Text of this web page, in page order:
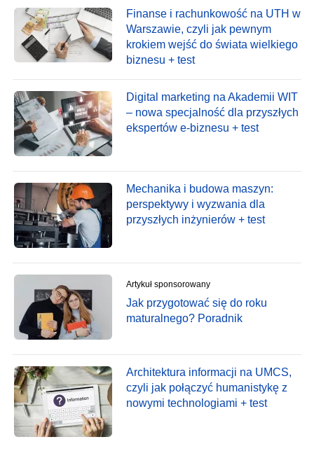
Finanse i rachunkowość na UTH w
Warszawie, czyli jak pewnym
krokiem wejść do świata wielkiego
biznesu + test
Digital marketing na Akademii WIT
– nowa specjalność dla przyszłych
ekspertów e-biznesu + test
Mechanika i budowa maszyn:
perspektywy i wyzwania dla
przyszłych inżynierów + test
Artykuł sponsorowany
Jak przygotować się do roku
maturalnego? Poradnik
Architektura informacji na UMCS,
czyli jak połączyć humanistykę z
nowymi technologiami + test